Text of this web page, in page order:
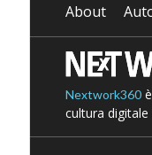
About
Nextwork360è
cultura